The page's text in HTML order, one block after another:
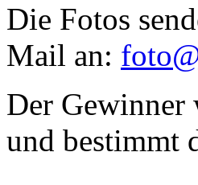
Die Fotos
Mail an:
Der Gewinner
und bestimmt